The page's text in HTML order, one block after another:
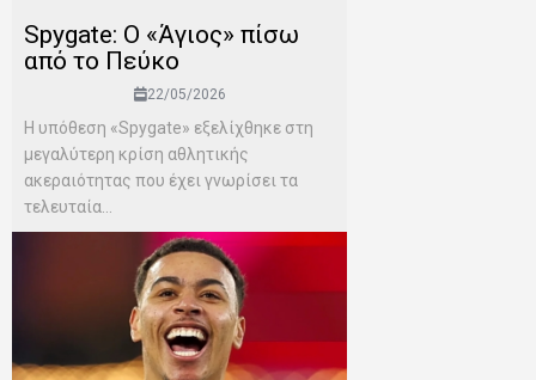
Spygate: Ο «Άγιος» πίσω
από το Πεύκο
22/05/2026
Η υπόθεση «Spygate» εξελίχθηκε στη
μεγαλύτερη κρίση αθλητικής
ακεραιότητας που έχει γνωρίσει τα
τελευταία...